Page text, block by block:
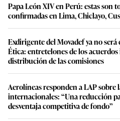
Papa León XIV en Perú: estas son
confirmadas en Lima, Chiclayo,
Exdirigente del Movadef ya no será
Ética: entretelones de los
distribución de las comisiones
Aerolíneas responden a LAP sobre
internacionales: “Una reducción
desventaja competitiva de fondo”